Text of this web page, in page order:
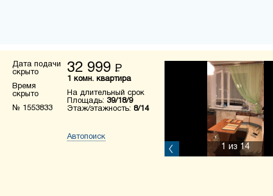
Дата подачи
скрыто
Время
скрыто
№ 1553833
32 999 Р
1 комн. квартира
На длительный срок
Площадь: 39/18/9
Этаж/этажность: 8/14
Автопоиск
1 из 14